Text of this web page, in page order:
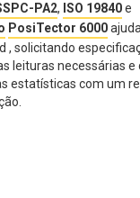
PA2, ISO 19840e
PosiTector 6000
, solicitando
leituras necessárias e
estatísticas com um